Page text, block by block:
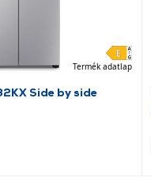
Termék adatlap
Side by side